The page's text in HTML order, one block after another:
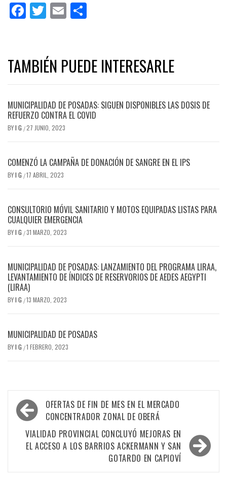
Facebook
Twitter
Email
TAMBIÉN PUEDE INTERESARLE
MUNICIPALIDAD DE POSADAS: SIGUEN DISPONIBLES LAS DOSIS DE
REFUERZO CONTRA EL COVID
BYI G /27 JUNIO, 2023
COMENZÓ LA CAMPAÑA DE DONACIÓN DE SANGRE EN EL IPS
BYI G /17 ABRIL, 2023
CONSULTORIO MÓVIL SANITARIO Y MOTOS EQUIPADAS LISTAS PARA
CUALQUIER EMERGENCIA
BYI G /31 MARZO, 2023
MUNICIPALIDAD DE POSADAS: LANZAMIENTO DEL PROGRAMA LIRAA,
LEVANTAMIENTO DE ÍNDICES DE RESERVORIOS DE AEDES AEGYPTI
(LIRAA)
BYI G /13 MARZO, 2023
MUNICIPALIDAD DE POSADAS
BYI G /1 FEBRERO, 2023
Navegación
de
entradas
OFERTAS DE FIN DE MES EN EL MERCADO
CONCENTRADOR ZONAL DE OBERÁ
VIALIDAD PROVINCIAL CONCLUYÓ MEJORAS EN
EL ACCESO A LOS BARRIOS ACKERMANN Y SAN
GOTARDO EN CAPIOVÍ